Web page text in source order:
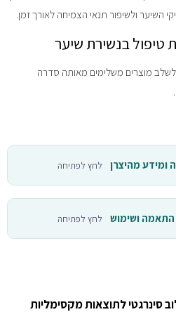
סינרגטי לתוצאות מקסימליות
השיער ולשיפור תנאי הצמיחה לאורך זמן.
טיפול בנשירת שיער
מוצרים משלימים מאותה סדרה
ומידע מהיצרן לחץ לפתיחה
ושימוש לחץ לפתיחה